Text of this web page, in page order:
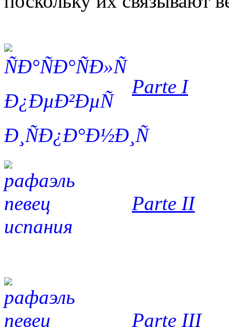
Parte I
Parte II
Parte III